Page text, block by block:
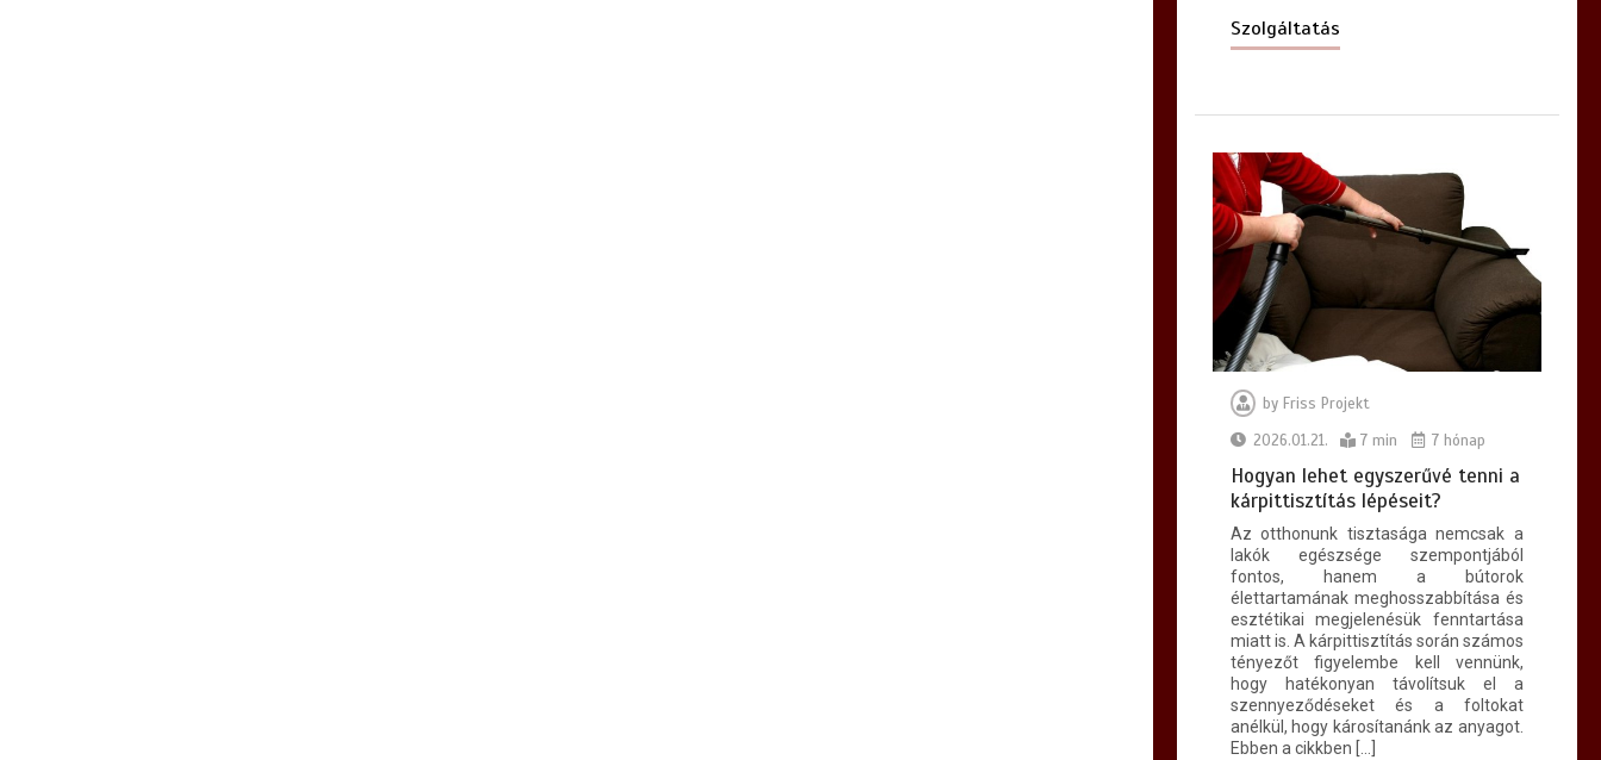
Szolgáltatás
by Friss Projekt
2026.01.21.
7 min 7 hónap
Hogyan lehet egyszerűvé tenni a
kárpittisztítás lépéseit?
Az otthonunk tisztasága nemcsak a
lakók egészsége szempontjából
fontos, hanem a bútorok
élettartamának meghosszabbítása és
esztétikai megjelenésük fenntartása
miatt is. A kárpittisztítás során számos
tényezőt figyelembe kell vennünk,
hogy hatékonyan távolítsuk el a
szennyeződéseket és a foltokat
anélkül, hogy károsítanánk az anyagot.
Ebben a cikkben […]